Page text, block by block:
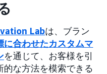
Labは、ブラン
に合わせたカスタムマ
を通じて、お客様を引
的な方法を模索できる